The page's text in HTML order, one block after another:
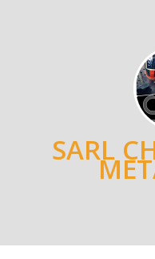
SARL